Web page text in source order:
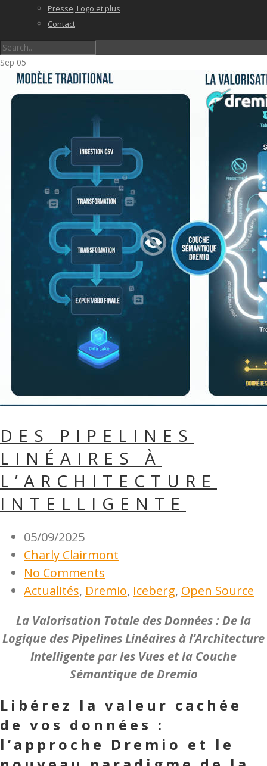
Presse, Logo et plus
Contact
Sep 05
DES PIPELINES
LINÉAIRES À
L’ARCHITECTURE
INTELLIGENTE
05/09/2025
Charly Clairmont
No Comments
Actualités, Dremio, Iceberg, Open Source
La Valorisation Totale des Données : De la
Logique des Pipelines Linéaires à l’Architecture
Intelligente par les Vues et la Couche
Sémantique de Dremio
Libérez la valeur cachée
de vos données :
l’approche Dremio et le